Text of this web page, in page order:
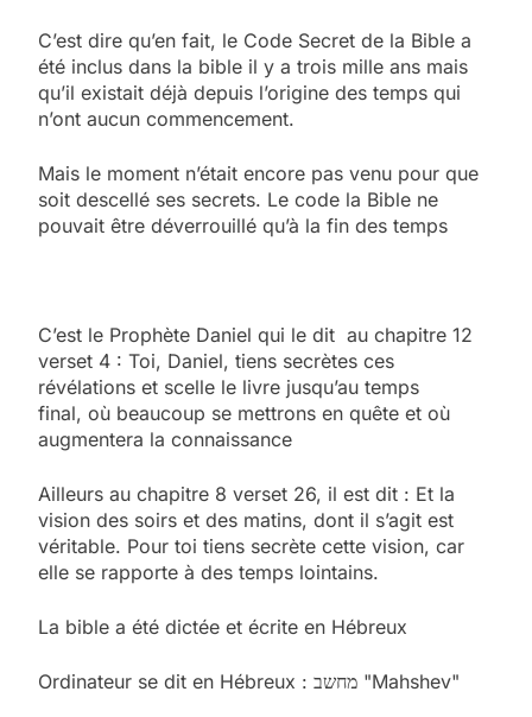
C’est dire qu’en fait, le Code Secret de la Bible a
été inclus dans la bible il y a trois mille ans mais
qu’il existait déjà depuis l’origine des temps qui
n’ont aucun commencement.
Mais le moment n’était encore pas venu pour que
soit descellé ses secrets. Le code la Bible ne
pouvait être déverrouillé qu’à la fin des temps
C’est le Prophète Daniel qui le dit au chapitre 12
verset 4 : Toi, Daniel, tiens secrètes ces
révélations et scelle le livre jusqu’au temps
final, où beaucoup se mettrons en quête et où
augmentera la connaissance
Ailleurs au chapitre 8 verset 26, il est dit : Et la
vision des soirs et des matins, dont il s’agit est
véritable. Pour toi tiens secrète cette vision, car
elle se rapporte à des temps lointains.
La bible a été dictée et écrite en Hébreux
Ordinateur se dit en Hébreux : מחשב "Mahshev"